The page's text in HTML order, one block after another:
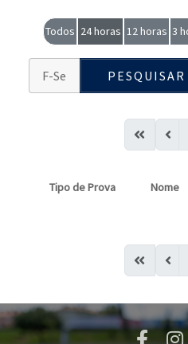
Todos 24 horas 12 horas 3
PESQUISAR
Tipo de Prova Nome